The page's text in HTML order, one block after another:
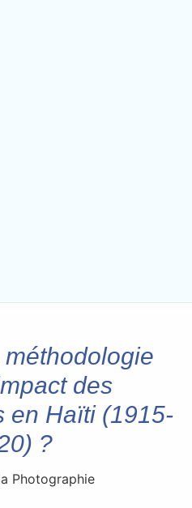
des
en Haïti (1915-
?
Photographie